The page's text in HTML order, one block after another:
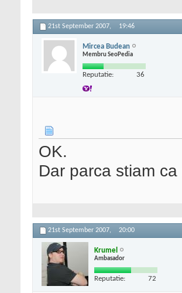
21st September 2007, 19:46
Mircea Budean
Membru SeoPedia
Reputatie: 36
OK.
Dar parca stiam
21st September 2007, 20:00
Krumel
Ambasador
Reputatie: 72